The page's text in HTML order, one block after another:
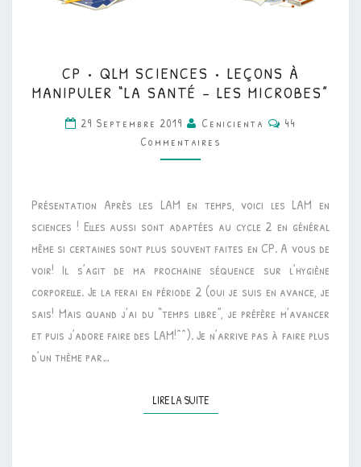
•
QLM
SCIENCES
•
MANIPULER
“LA
SANTÉ
–
LES
MICROBES”
CP • QLM SCIENCES • LEÇONS À
MANIPULER “LA SANTÉ – LES MICROBES”
29 Septembre 2019 Cenicienta Commentaires
44
Commentaires
Présentation Après les LAM en temps, voici les LAM en
sciences ! Elles aussi sont adaptées au cycle 2 en général
même si certaines sont plus souvent faites en CP. A vous de
voir! Il s’agit de ma prochaine séquence sur l’hygiène
corporelle. Je la ferai en période 2 (oui je suis en avance, je
sais! Mais quand j’ai du “temps libre”, je préfère m’avancer
et puis j’adore faire des LAM!^^). Je n’arrive pas à faire plus
d’un thème par…
LIRE LA SUITELIRE LA SUITE